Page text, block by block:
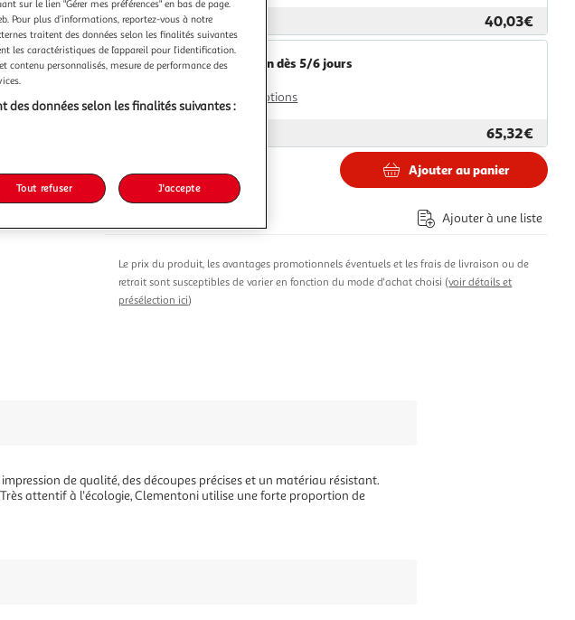
Vendu parMultishop 40,03€
Livraison dès 5/6 jours
Plus d'options
65,32€
40,03€
Ajouter au panier
Ajouter à une liste
Le prix du produit, les avantages promotionnels éventuels et les frais de livraison ou de
retrait sont susceptibles de varier en fonction du mode d'achat choisi (voir détails et
présélection ici)
de qualité, des découpes précises et un matériau résistant.
attentif à l'écologie, Clementoni utilise une forte proportion de
sur le lien "Gérer mes préférences" en bas de page.
Pour plus d’informations, reportez-vous à notre
traitent des données selon les finalités suivantes
les caractéristiques de l’appareil pour l’identification.
personnalisés, mesure de performance des
des données selon les finalités suivantes :
Tout refuser J'accepte